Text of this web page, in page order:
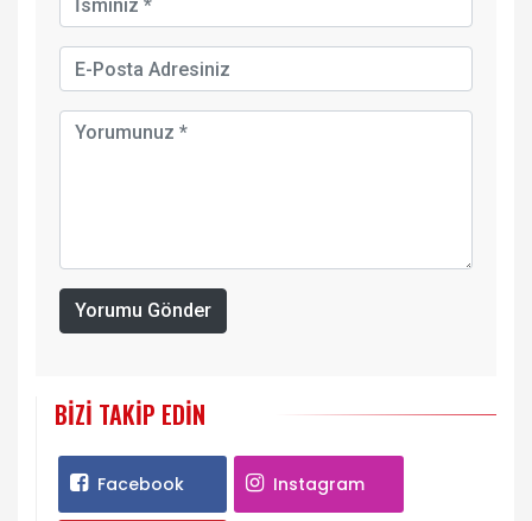
Yorumu Gönder
BIZI TAKIP EDIN
Facebook Instagram